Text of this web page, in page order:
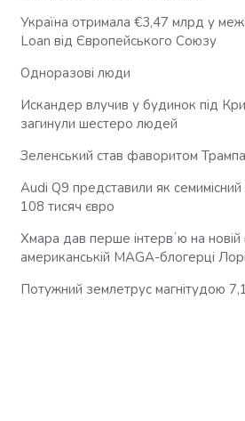
Україна отримала €3,47 млрд у
Loan від Європейського Союзу
Одноразові люди
Искандер влучив у будинок під
загинули шестеро людей
Зеленський став фаворитом
Audi Q9 представили як
108 тисяч євро
Хмара дав перше інтервʼю на новій
американській MAGA-блогерці
Потужний землетрус магнітудою